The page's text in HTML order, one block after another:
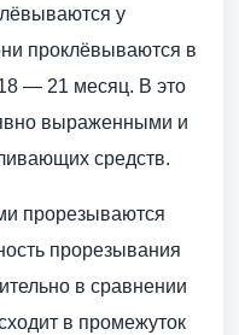
у
проклёвываются в
— 21 месяц. В это
выраженными и
средств.
прорезываются
прорезывания
в сравнении
в промежуток